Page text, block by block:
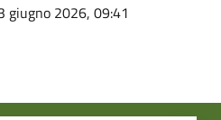
giugno 2026, 09:41